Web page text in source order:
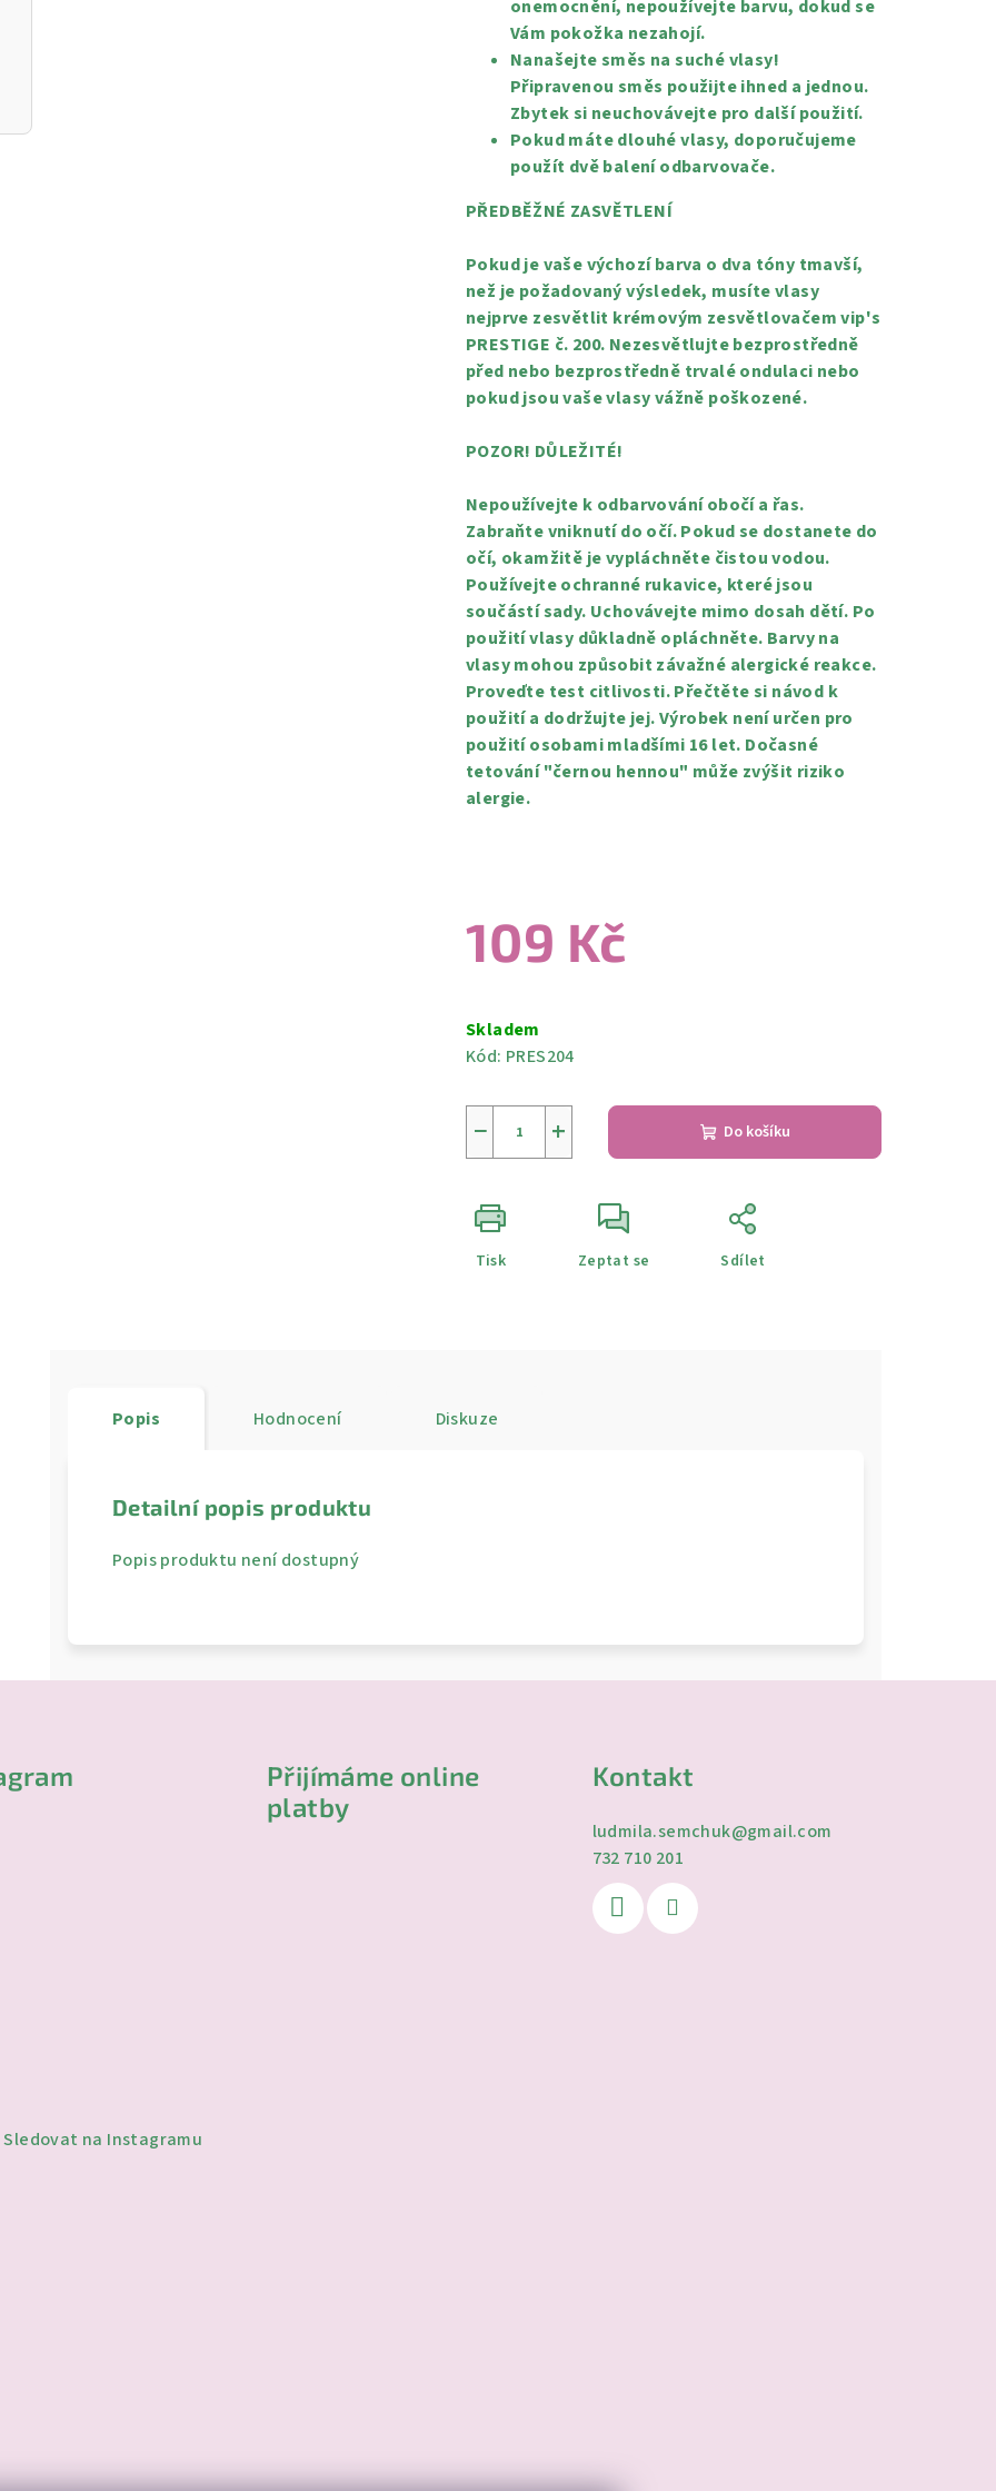
onemocnění, nepoužívejte barvu, dokud se
Vám pokožka nezahojí.
Nanašejte směs na suché vlasy!
Připravenou směs použijte ihned a jednou.
Zbytek si neuchovávejte pro další použití.
Pokud máte dlouhé vlasy, doporučujeme
použít dvě balení odbarvovače.
PŘEDBĚŽNÉ ZASVĚTLENÍ
Pokud je vaše výchozí barva o dva tóny tmavší,
než je požadovaný výsledek, musíte vlasy
nejprve zesvětlit krémovým zesvětlovačem vip's
PRESTIGE č. 200. Nezesvětlujte bezprostředně
před nebo bezprostředně trvalé ondulaci nebo
pokud jsou vaše vlasy vážně poškozené.
POZOR! DŮLEŽITÉ!
Nepoužívejte k odbarvování obočí a řas.
Zabraňte vniknutí do očí. Pokud se dostanete do
očí, okamžitě je vypláchněte čistou vodou.
Používejte ochranné rukavice, které jsou
součástí sady. Uchovávejte mimo dosah dětí. Po
použití vlasy důkladně opláchněte. Barvy na
vlasy mohou způsobit závažné alergické reakce.
Proveďte test citlivosti. Přečtěte si návod k
použití a dodržujte jej. Výrobek není určen pro
použití osobami mladšími 16 let. Dočasné
tetování "černou hennou" může zvýšit riziko
alergie.
109 Kč
cena:
Skladem
Kód: PRES204
+
− Do košíku
Tisk Zeptat se Sdílet
Popis Hodnocení Diskuze
Detailní popis produktu
Popis produktu není dostupný
Sledovat na Instagramu
Přijímáme online
platby
Kontakt
ludmila.semchuk@gmail.com
732 710 201